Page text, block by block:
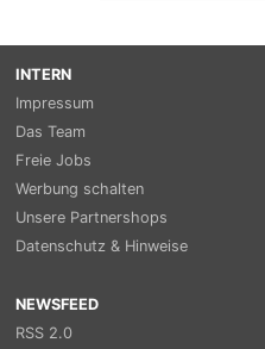
INTERN
Impressum
Das Team
Freie Jobs
Werbung schalten
Unsere Partnershops
Datenschutz & Hinweise
NEWSFEED
RSS 2.0